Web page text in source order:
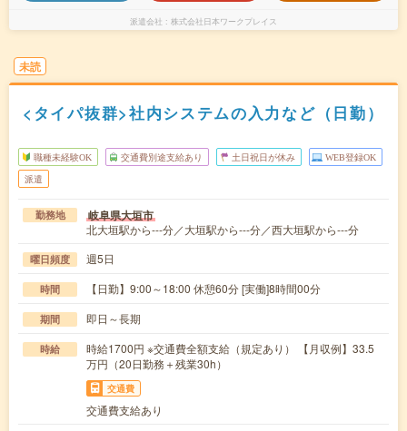
派遣会社 株式会社日本ワークプレイス
未読
<タイパ抜群>社内システムの入力など（日勤）
職種未経験OK 交通費別途支給あり 土日祝日が休み WEB登録OK
派遣
勤務地 岐阜県大垣市
北大垣駅から---分／大垣駅から---分／西大垣駅から---分
曜日頻度 週5日
時間 【日勤】9:00～18:00 休憩60分 [実働]8時間00分
期間 即日～長期
時給
時給1700円 ※交通費全額支給（規定あり） 【月収例】33.5
万円（20日勤務＋残業30h）
交通費
交通費支給あり